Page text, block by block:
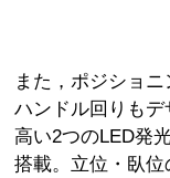
また，ポジショ
ハンドル回りも
高い2つのLED発
搭載。立位・臥